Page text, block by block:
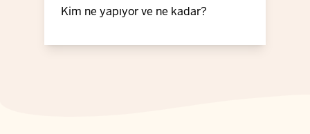
Kim ne yapıyor ve ne kadar?